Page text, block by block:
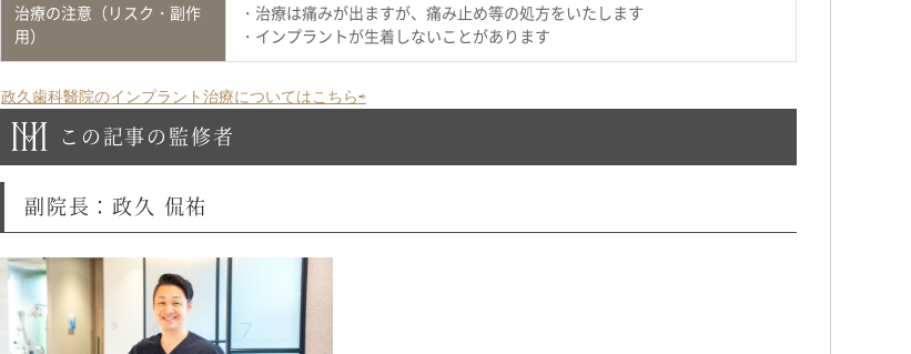
治療の注意（リスク・副作
用）
・治療は痛みが出ますが、痛み止め等の処方をいたします
・インプラントが生着しないことがあります
政久歯科醫院のインプラント治療についてはこちら⇨
この記事の監修者
副院長：政久 侃祐